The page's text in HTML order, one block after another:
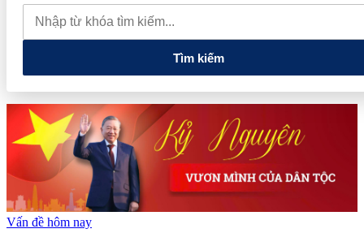
lao dốc mất mốc 100.000 đồng/kg
Chính phủ kiến tạo hệ sinh
thái phát triển, nâng tầm kinh tế tư nhân
Tìm kiếm
Vấn đề hôm nay